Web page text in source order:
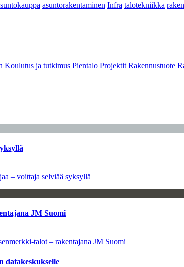
asuntorakentaminen Infra talotekniikka
Koulutus ja tutkimus Pientalo Projektit Rakennustuote
– voittaja selviää syksyllä
JM Suomi
talot – rakentajana JM Suomi
datakeskukselle